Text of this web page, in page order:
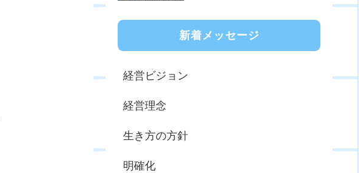
新着メッセージ
経営ビジョン
経営理念
生き方の方針
明確化